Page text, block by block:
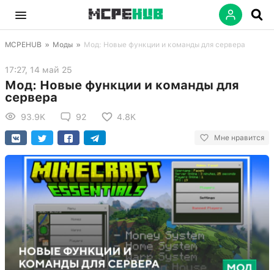
MCPEHUB » Моды » Мод: Новые функции и команды для сервера
17:27, 14 май 25
Мод: Новые функции и команды для
сервера
93.9K 92 4.8K
Мне нравится